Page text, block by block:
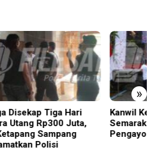
»
Kanwil Kemenkum Bali
Semarakkan Hari
Pengayoman ke-81